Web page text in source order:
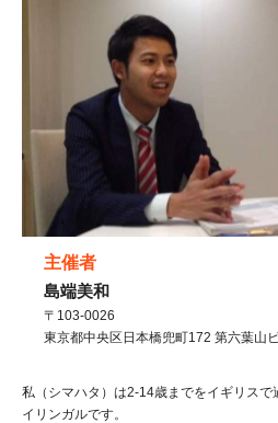
主催者
島端美和
〒103-0026
東京都中央区日本橋兜町172 第六葉山
私（シマハタ）は2-14歳までをイギリス
イリンガルです。